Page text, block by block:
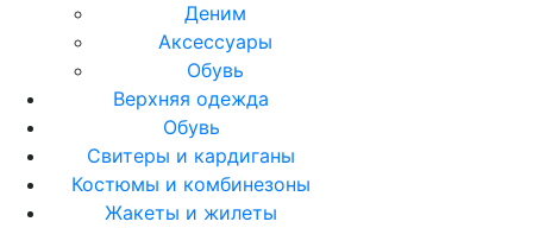
Деним
Аксессуары
Обувь
Верхняя одежда
Обувь
Свитеры и кардиганы
Костюмы и комбинезоны
Жакеты и жилеты